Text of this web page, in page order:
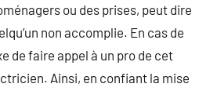
ou des prises, peut dire
non accomplie. En cas de
de faire appel à un pro de cet
Ainsi, en confiant la mise